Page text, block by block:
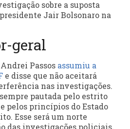
sobre a suposta
Jair Bolsonaro na
geral
Passos assumiu a
e disse que não aceitará
nas investigações.
sempre pautada pelo estrito
pelos princípios do Estado
Esse será um norte
das investigações policiais,